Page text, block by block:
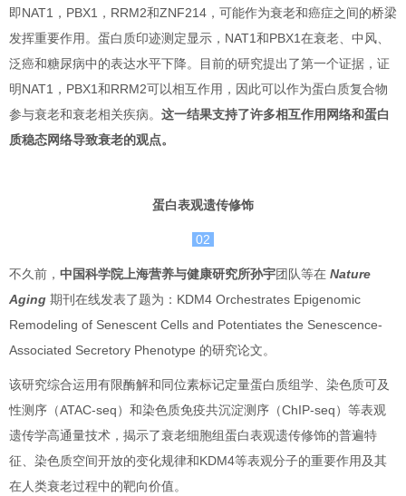
即NAT1，PBX1，RRM2和ZNF214，可能作为衰老和癌症之间的桥梁
发挥重要作用。蛋白质印迹测定显示，NAT1和PBX1在衰老、中风、
泛癌和糖尿病中的表达水平下降。目前的研究提出了第一个证据，证
明NAT1，PBX1和RRM2可以相互作用，因此可以作为蛋白质复合物
参与衰老和衰老相关疾病。 这一结果支持了许多相互作用网络和蛋白
质稳态网络导致衰老的观点。
蛋白表观遗传修饰
02
不久前， 中国科学院上海营养与健康研究所孙宇团队等在 Nature
Aging 期刊在线发表了题为：KDM4 Orchestrates Epigenomic
Remodeling of Senescent Cells and Potentiates the Senescence-
Associated Secretory Phenotype 的研究论文。
该研究综合运用有限酶解和同位素标记定量蛋白质组学、染色质可及
性测序（ATAC-seq）和染色质免疫共沉淀测序（ChIP-seq）等表观
遗传学高通量技术，揭示了衰老细胞组蛋白表观遗传修饰的普遍特
征、染色质空间开放的变化规律和KDM4等表观分子的重要作用及其
在人类衰老过程中的靶向价值。